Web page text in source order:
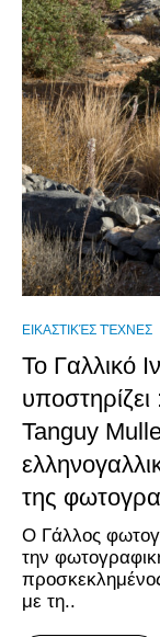
ΕΙΚΑΣΤΙΚΈΣ ΤΈΧΝΕΣ
Το Γαλλικό
Tanguy
της
Ο Γάλλος
την
με τη..